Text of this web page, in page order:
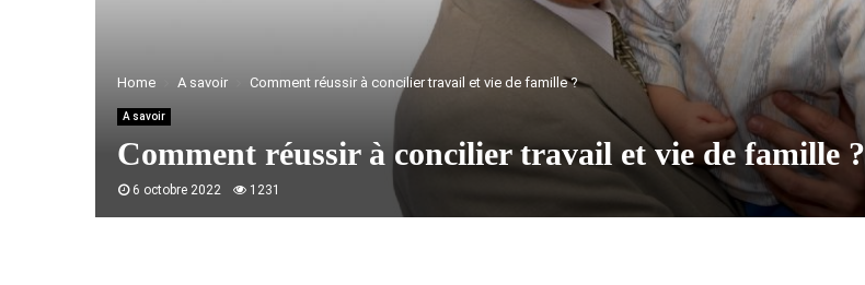
Home A savoir Comment réussir à concilier travail et vie de famille ?
A savoir
Comment réussir à concilier travail et vie de famille ?
6 octobre 2022 1231